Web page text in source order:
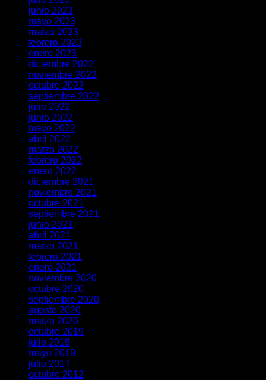
junio 2023
mayo 2023
marzo 2023
febrero 2023
enero 2023
diciembre 2022
noviembre 2022
octubre 2022
septiembre 2022
julio 2022
junio 2022
mayo 2022
abril 2022
marzo 2022
febrero 2022
enero 2022
diciembre 2021
noviembre 2021
octubre 2021
septiembre 2021
junio 2021
abril 2021
marzo 2021
febrero 2021
enero 2021
noviembre 2020
octubre 2020
septiembre 2020
agosto 2020
marzo 2020
octubre 2019
julio 2019
mayo 2019
julio 2017
octubre 2012